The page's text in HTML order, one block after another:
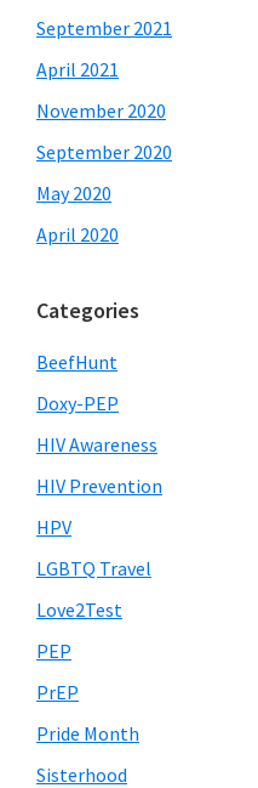
September 2021
April 2021
November 2020
September 2020
May 2020
April 2020
Categories
BeefHunt
Doxy-PEP
HIV Awareness
HIV Prevention
HPV
LGBTQ Travel
Love2Test
PEP
PrEP
Pride Month
Sisterhood